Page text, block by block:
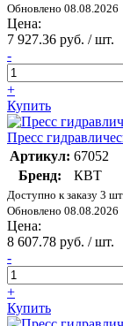
Обновлено 08.08.2026
Цена:
7 927.36 руб. / шт.
-
+
Купить
Пресс
Артикул: 67052
Бренд:
КВТ
Доступно к заказу 3 шт.
Обновлено 08.08.2026
Цена:
8 607.78 руб. / шт.
-
+
Купить